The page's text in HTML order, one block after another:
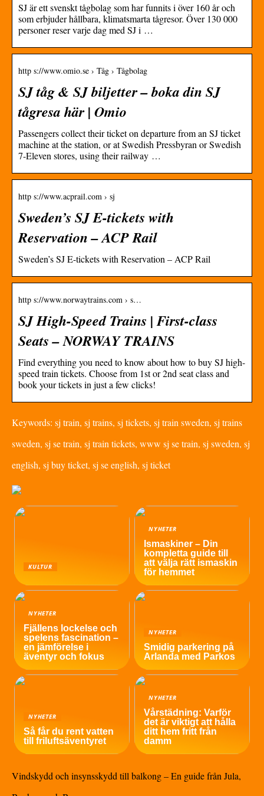
SJ är ett svenskt tågbolag som har funnits i över 160 år och
som erbjuder hållbara, klimatsmarta tågresor. Över 130 000
personer reser varje dag med SJ i …
http s://www.omio.se › Tåg › Tågbolag
SJ tåg & SJ biljetter – boka din SJ
tågresa här | Omio
Passengers collect their ticket on departure from an SJ ticket
machine at the station, or at Swedish Pressbyran or Swedish
7-Eleven stores, using their railway …
http s://www.acprail.com › sj
Sweden’s SJ E-tickets with
Reservation – ACP Rail
Sweden’s SJ E-tickets with Reservation – ACP Rail
http s://www.norwaytrains.com › s…
SJ High-Speed Trains | First-class
Seats – NORWAY TRAINS
Find everything you need to know about how to buy SJ high-
speed train tickets. Choose from 1st or 2nd seat class and
book your tickets in just a few clicks!
Keywords: sj train, sj trains, sj tickets, sj train sweden, sj trains
sweden, sj se train, sj train tickets, www sj se train, sj sweden, sj
english, sj buy ticket, sj se english, sj ticket
KULTUR
NYHETER
Ismaskiner – Din
kompletta guide till
att välja rätt ismaskin
för hemmet
NYHETER
Fjällens lockelse och
spelens fascination –
en jämförelse i
äventyr och fokus
NYHETER
Smidig parkering på
Arlanda med Parkos
NYHETER
Så får du rent vatten
till friluftsäventyret
NYHETER
Vårstädning: Varför
det är viktigt att hålla
ditt hem fritt från
damm
Vindskydd och insynsskydd till balkong – En guide från Jula,